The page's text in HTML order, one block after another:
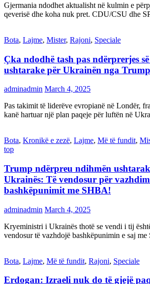
Gjermania ndodhet aktualisht në kulmin e
qeverisë dhe koha nuk pret. CDU/CSU dhe
Bota, Lajme, Mister, Rajoni, Speciale
Çka ndodhë tash pas ndërprerjes
ushtarake për Ukrainën nga Trump
adminadmin March 4, 2025
Pas takimit të liderëve evropianë në Londër,
kanë hartuar një plan paqeje për luftën në
Bota, Kronikë e zezë, Lajme, Më të fundit,
top
Trump ndërpreu ndihmën
Ukrainës: Të vendosur për
bashkëpunimit me SHBA!
adminadmin March 4, 2025
Kryeministri i Ukrainës thotë se vendi i tij
vendosur të vazhdojë bashkëpunimin e saj
Bota, Lajme, Më të fundit, Rajoni, Speciale
Erdogan: Izraeli nuk do të gjejë